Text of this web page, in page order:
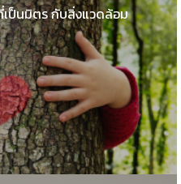
เป็นมิตร กับสิ่งแวดล้อม